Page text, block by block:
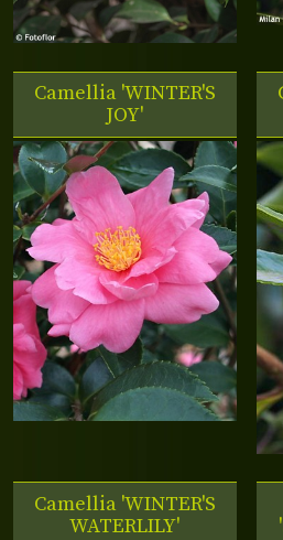
Camellia 'WINTER'S
JOY'
Camellia 'WINTER'S
WATERLILY'